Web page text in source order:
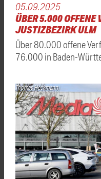
05.09.2025
ÜBER 5.000 OFFENE
JUSTIZBEZIRK ULM
Über 80.000 offene
76.000 in Baden-
Thomas Heckmann